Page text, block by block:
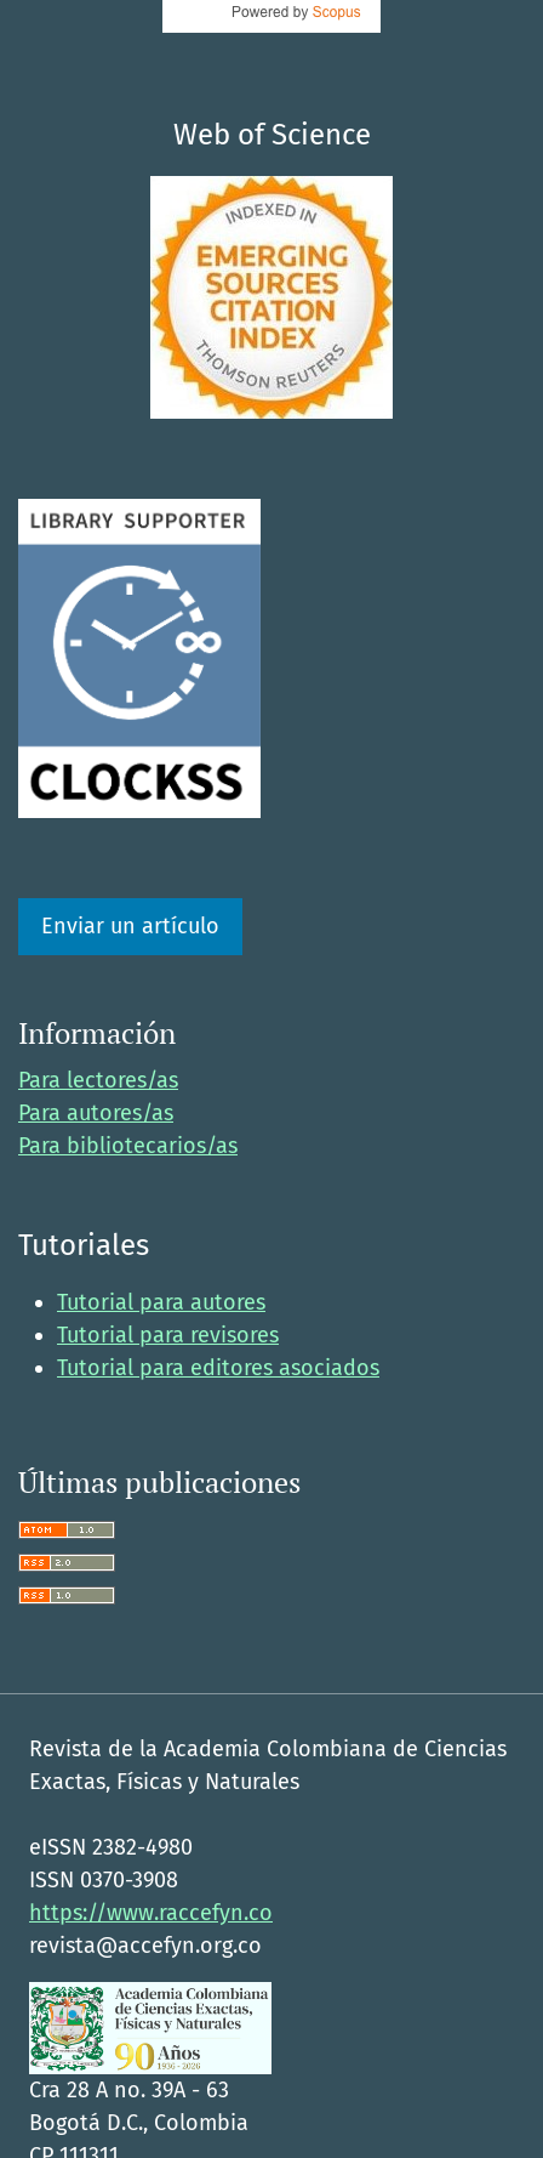
Web of Science
Enviar un artículo
Información
Para lectores/as
Para autores/as
Para bibliotecarios/as
Tutoriales
Tutorial para autores
Tutorial para revisores
Tutorial para editores asociados
Últimas publicaciones
Revista de la Academia Colombiana de Ciencias
Exactas, Físicas y Naturales
eISSN 2382-4980
ISSN 0370-3908
https://www.raccefyn.co
revista@accefyn.org.co
Cra 28 A no. 39A - 63
Bogotá D.C., Colombia